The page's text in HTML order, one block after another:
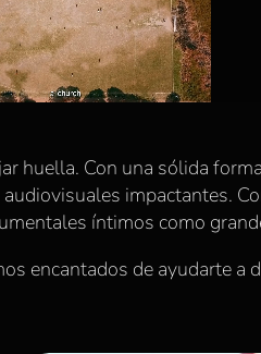
huella. Con una sólida
impactantes.
íntimos como
encantados de ayudarte a